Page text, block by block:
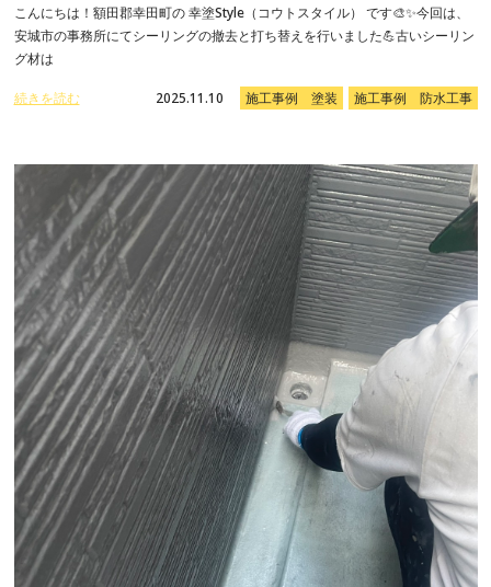
こんにちは！額田郡幸田町の 幸塗Style（コウトスタイル） です🎨✨今回は、
安城市の事務所にてシーリングの撤去と打ち替えを行いました💪古いシーリン
グ材は
続きを読む 2025.11.10 施工事例 塗装 施工事例 防水工事